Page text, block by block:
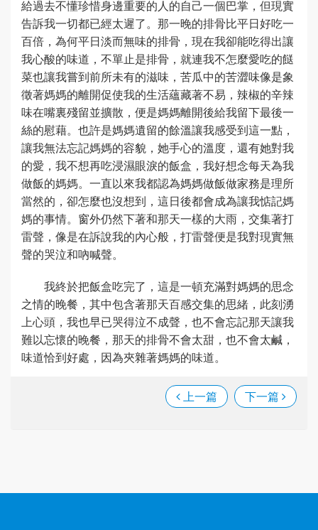
給過去不懂珍惜身邊重要的人的自己一個巴掌，但現實
告訴我一切都已經太遲了。那一晚的排骨比平日好吃一
百倍，為何平日淡而無味的排骨，現在我卻能吃得出讓
我心酸的味道，不單止是排骨，就連我不怎麼愛吃的餸
菜也讓我嘗到前所未有的滋味，苦瓜中的苦澀味像是象
徵著媽媽的離開促使我的生活蘊藏著不易，辣椒的辛辣
味在嘴裏殘留並擴散，便是媽媽離開後給我留下最後一
絲的慰藉。也許是媽媽遺留的餘溫讓我感受到這一點，
讓我無法忘記媽媽的容貌，她手心的溫度，還有她對我
的愛，我不想再吃浸濕眼淚的飯盒，我好想念每天為我
做飯的媽媽。一直以來我都認為媽媽做飯做家務是理所
當然的，卻怎麼也沒想到，這日後都會成為讓我惦記媽
媽的事情。窗外仍然下著和那天一樣的大雨，交集著打
雷聲，像是在訴說我的內心般，打雷聲便是我對現實無
聲的哭泣和吶喊聲。
我終於把飯盒吃完了，這是一頓充滿對媽媽的思念
之情的晚餐，其中包含著那天百感交集的思緒，此刻湧
上心頭，我也早已哭得泣不成聲，也不會忘記那天讓我
難以忘懷的晚餐，那天的排骨不會太甜，也不會太鹹，
味道恰到好處，因為夾雜著媽媽的味道。
上一篇 下一篇